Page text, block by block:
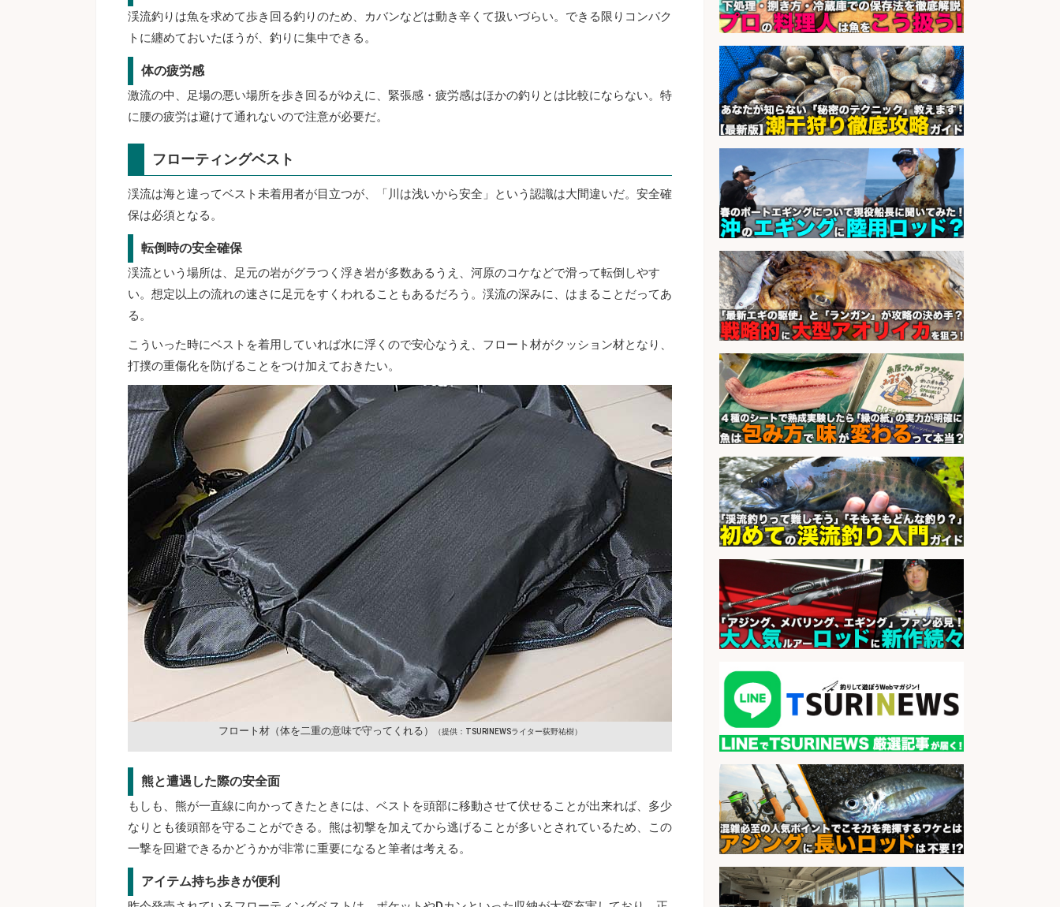
渓流釣りは魚を求めて歩き回る釣りのため、カバンなどは動き辛くて扱いづらい。できる限りコンパク
トに纏めておいたほうが、釣りに集中できる。
体の疲労感
激流の中、足場の悪い場所を歩き回るがゆえに、緊張感・疲労感はほかの釣りとは比較にならない。特
に腰の疲労は避けて通れないので注意が必要だ。
フローティングベスト
渓流は海と違ってベスト未着用者が目立つが、「川は浅いから安全」という認識は大間違いだ。安全確
保は必須となる。
転倒時の安全確保
渓流という場所は、足元の岩がグラつく浮き岩が多数あるうえ、河原のコケなどで滑って転倒しやす
い。想定以上の流れの速さに足元をすくわれることもあるだろう。渓流の深みに、はまることだってあ
る。
こういった時にベストを着用していれば水に浮くので安心なうえ、フロート材がクッション材となり、
打撲の重傷化を防げることをつけ加えておきたい。
フロート材（体を二重の意味で守ってくれる） （提供：TSURINEWSライター荻野祐樹）
熊と遭遇した際の安全面
もしも、熊が一直線に向かってきたときには、ベストを頭部に移動させて伏せることが出来れば、多少
なりとも後頭部を守ることができる。熊は初撃を加えてから逃げることが多いとされているため、この
一撃を回避できるかどうかが非常に重要になると筆者は考える。
アイテム持ち歩きが便利